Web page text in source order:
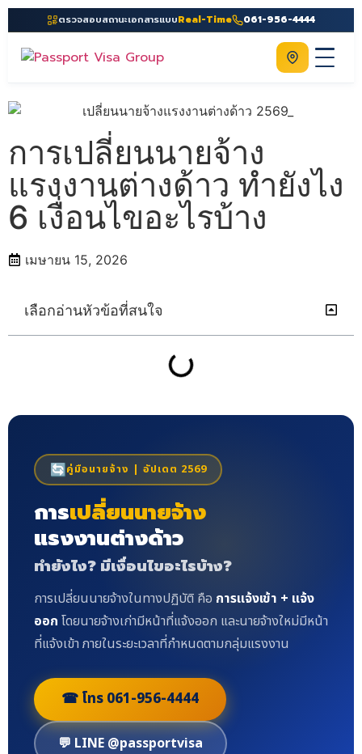
ตรวจสอบสถานะเอกสารแบบReal-Time 061-956-4444
Home
บริการ
คู่มือ
ประเทศ
ติดต่อเรา
ติดต่อเรา
การเปลี่ยนนายจ้าง
แรงงานต่างด้าว ทำยังไง
6 เงื่อนไขอะไรบ้าง
เมษายน 15, 2026
เลือกอ่านหัวข้อที่สนใจ
🔄 คู่มือนายจ้าง | อัปเดต 2569
การเปลี่ยนนายจ้าง
แรงงานต่างด้าว
ทำยังไง? มีเงื่อนไขอะไรบ้าง?
การเปลี่ยนนายจ้างในทางปฏิบัติ คือ การแจ้งเข้า + แจ้ง
ออก โดยนายจ้างเก่ามีหน้าที่แจ้งออก และนายจ้างใหม่มีหน้า
ที่แจ้งเข้า ภายในระยะเวลาที่กำหนดตามกลุ่มแรงงาน
☎ โทร 061-956-4444
💬 LINE @passportvisa